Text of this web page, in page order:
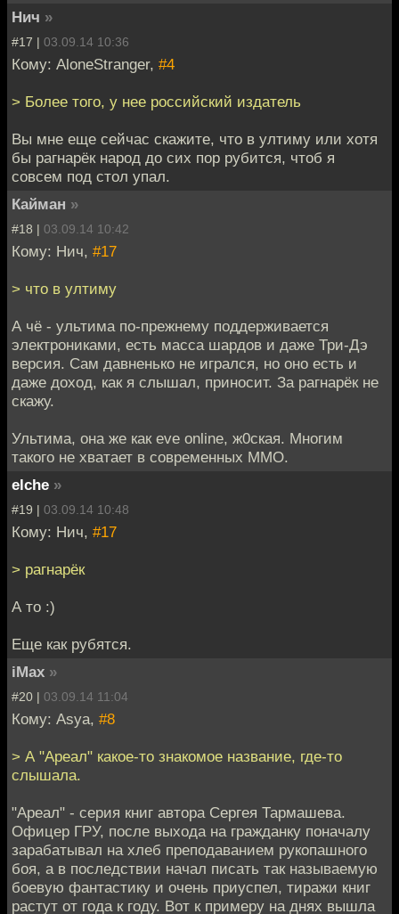
Нич »
#17 | 03.09.14 10:36
Кому: AloneStranger, #4
> Более того, у нее российский издатель
Вы мне еще сейчас скажите, что в ултиму или хотя
бы рагнарёк народ до сих пор рубится, чтоб я
совсем под стол упал.
Кайман »
#18 | 03.09.14 10:42
Кому: Нич, #17
> что в ултиму
А чё - ультима по-прежнему поддерживается
электрониками, есть масса шардов и даже Три-Дэ
версия. Сам давненько не игрался, но оно есть и
даже доход, как я слышал, приносит. За рагнарёк не
скажу.
Ультима, она же как eve online, ж0ская. Многим
такого не хватает в современных ММО.
elche »
#19 | 03.09.14 10:48
Кому: Нич, #17
> рагнарёк
А то :)
Еще как рубятся.
iMax »
#20 | 03.09.14 11:04
Кому: Asya, #8
> А "Ареал" какое-то знакомое название, где-то
слышала.
"Ареал" - серия книг автора Сергея Тармашева.
Офицер ГРУ, после выхода на гражданку поначалу
зарабатывал на хлеб преподаванием рукопашного
боя, а в последствии начал писать так называемую
боевую фантастику и очень приуспел, тиражи книг
растут от года к году. Вот к примеру на днях вышла